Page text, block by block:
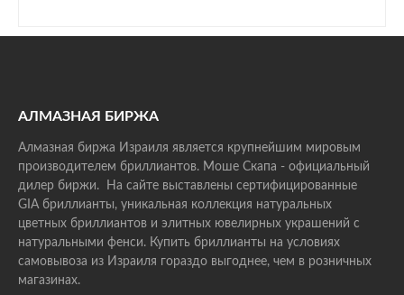
АЛМАЗНАЯ БИРЖА
Алмазная биржа Израиля является крупнейшим мировым
производителем бриллиантов. Моше Скапа - официальный
дилер биржи. На сайте выставлены сертифицированные
GIA бриллианты, уникальная коллекция натуральных
цветных бриллиантов и элитных ювелирных украшений с
натуральными фенси. Купить бриллианты на условиях
самовывоза из Израиля гораздо выгоднее, чем в розничных
магазинах.